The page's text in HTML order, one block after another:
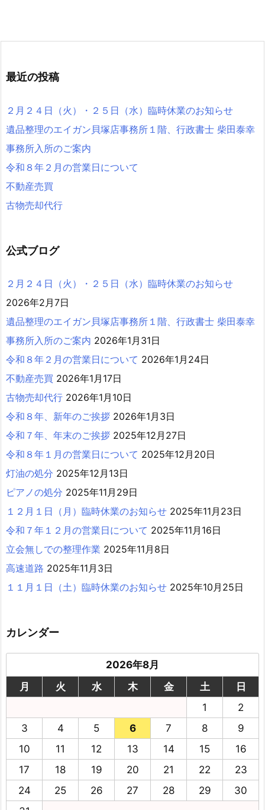
最近の投稿
２月２４日（火）・２５日（水）臨時休業のお知らせ
遺品整理のエイガン貝塚店事務所１階、行政書士 柴田泰幸
事務所入所のご案内
令和８年２月の営業日について
不動産売買
古物売却代行
公式ブログ
２月２４日（火）・２５日（水）臨時休業のお知らせ
2026年2月7日
遺品整理のエイガン貝塚店事務所１階、行政書士 柴田泰幸
事務所入所のご案内 2026年1月31日
令和８年２月の営業日について 2026年1月24日
不動産売買 2026年1月17日
古物売却代行 2026年1月10日
令和８年、新年のご挨拶 2026年1月3日
令和７年、年末のご挨拶 2025年12月27日
令和８年１月の営業日について 2025年12月20日
灯油の処分 2025年12月13日
ピアノの処分 2025年11月29日
１２月１日（月）臨時休業のお知らせ 2025年11月23日
令和７年１２月の営業日について 2025年11月16日
立会無しでの整理作業 2025年11月8日
高速道路 2025年11月3日
１１月１日（土）臨時休業のお知らせ 2025年10月25日
カレンダー
2026年8月
月
火 水 木 金 土
日
1
2
3
4 5 6 7 8
9
10
11 12 13 14 15
16
17
18 19 20 21 22
23
24
25 26 27 28 29
30